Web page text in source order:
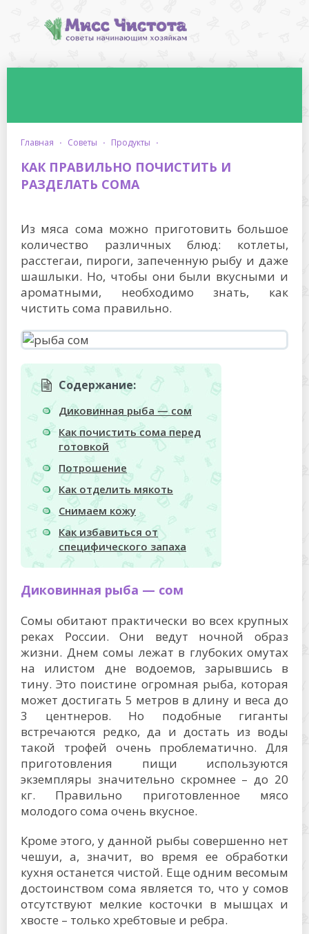
главная · советы · продукты ·
КАК ПРАВИЛЬНО ПОЧИСТИТЬ И
РАЗДЕЛАТЬ СОМА
Из мяса сома можно приготовить большое
количество различных блюд: котлеты,
расстегаи, пироги, запеченную рыбу и даже
шашлыки. Но, чтобы они были вкусными и
ароматными, необходимо знать, как
чистить сома правильно.
Содержание:
Диковинная рыба — сом
Как почистить сома перед
готовкой
Потрошение
Как отделить мякоть
Снимаем кожу
Как избавиться от
специфического запаха
Диковинная рыба — сом
Сомы обитают практически во всех крупных
реках России. Они ведут ночной образ
жизни. Днем сомы лежат в глубоких омутах
на илистом дне водоемов, зарывшись в
тину. Это поистине огромная рыба, которая
может достигать 5 метров в длину и веса до
3 центнеров. Но подобные гиганты
встречаются редко, да и достать из воды
такой трофей очень проблематично. Для
приготовления пищи используются
экземпляры значительно скромнее – до 20
кг. Правильно приготовленное мясо
молодого сома очень вкусное.
Кроме этого, у данной рыбы совершенно нет
чешуи, а, значит, во время ее обработки
кухня останется чистой. Еще одним весомым
достоинством сома является то, что у сомов
отсутствуют мелкие косточки в мышцах и
хвосте – только хребтовые и ребра.